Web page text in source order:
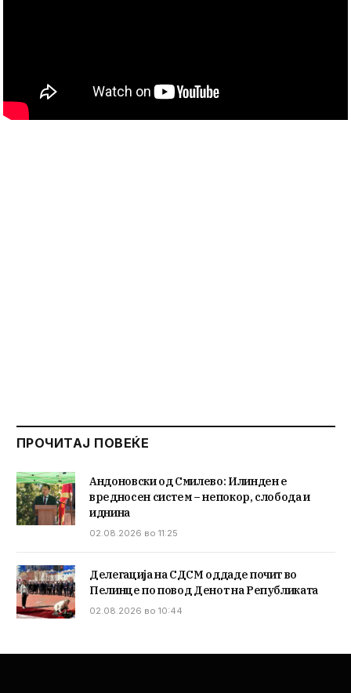
ПРОЧИТАЈ ПОВЕЌЕ
Андоновски од Смилево: Илинден е
вредносен систем – непокор, слобода и
иднина
02.08.2026 во 11:25
Делегација на СДСМ оддаде почит во
Пелинце по повод Денот на Републиката
02.08.2026 во 10:44